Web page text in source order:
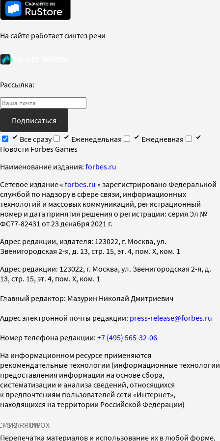
На сайте работает синтез речи
Рассылка:
Подписаться
Все сразу
Еженедельная
Ежедневная
Новости Forbes Games
Наименование издания: forbes.ru
Cетевое издание « forbes.ru » зарегистрировано Федеральной
службой по надзору в сфере связи, информационных
технологий и массовых коммуникаций, регистрационный
номер и дата принятия решения о регистрации: серия Эл №
ФС77-82431 от 23 декабря 2021 г.
Адрес редакции, издателя: 123022, г. Москва, ул.
Звенигородская 2-я, д. 13, стр. 15, эт. 4, пом. X, ком. 1
Адрес редакции: 123022, г. Москва, ул. Звенигородская 2-я, д.
13, стр. 15, эт. 4, пом. X, ком. 1
Главный редактор: Мазурин Николай Дмитриевич
Адрес электронной почты редакции: press-release@forbes.ru
Номер телефона редакции: +7 (495) 565-32-06
На информационном ресурсе применяются
рекомендательные технологии (информационные технологии
предоставления информации на основе сбора,
систематизации и анализа сведений, относящихся
к предпочтениям пользователей сети «Интернет»,
находящихся на территории Российской Федерации)
SPARROWINFOX
Перепечатка материалов и использование их в любой форме,